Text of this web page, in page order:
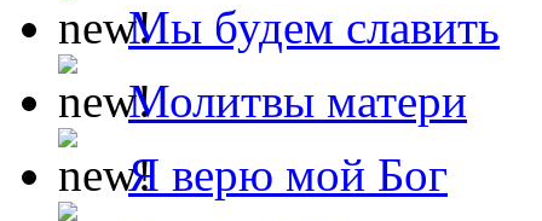
Мы будем славить
Молитвы матери
Я верю мой Бог